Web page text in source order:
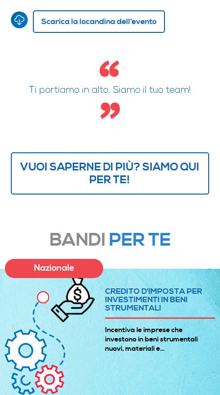
Scarica la locandina dell'evento
Ti portiamo in alto. Siamo il tuo team!
VUOI SAPERNE DI PIÙ? SIAMO QUI
PER TE!
BANDI PER TE
Nazionale
CREDITO D’IMPOSTA PER
INVESTIMENTI IN BENI
STRUMENTALI
Incentiva le imprese che
investono in beni strumentali
nuovi, materiali e...